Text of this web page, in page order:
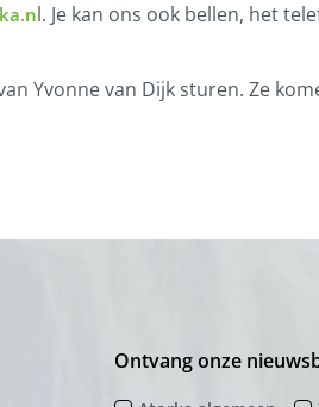
l. Je kan ons ook bellen, het
Yvonne van Dijk sturen. Ze
Ontvang onze